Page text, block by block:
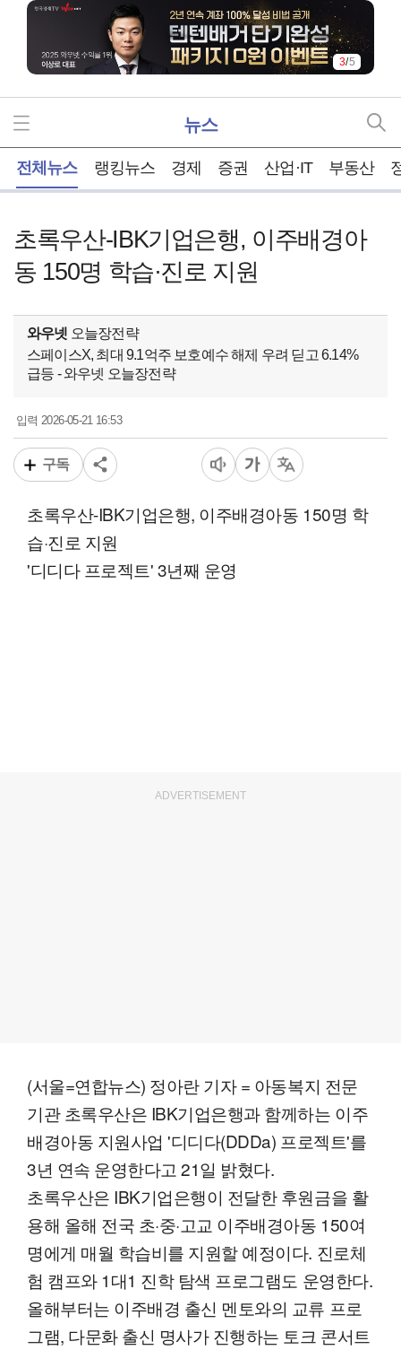
3/5
뉴스
전체뉴스 랭킹뉴스 경제 증권 산업·IT 부동산
초록우산-IBK기업은행, 이주배경아
동 150명 학습·진로 지원
와우넷 오늘장전략
스페이스X, 최대 9.1억주 보호예수 해제 우려 딛고 6.14%
급등 - 와우넷 오늘장전략
입력2026-05-21 16:53
구독
초록우산-IBK기업은행, 이주배경아동 150명 학
습·진로 지원
'디디다 프로젝트' 3년째 운영
ADVERTISEMENT
(서울=연합뉴스) 정아란 기자 = 아동복지 전문
기관 초록우산은 IBK기업은행과 함께하는 이주
배경아동 지원사업 '디디다(DDDa) 프로젝트'를
3년 연속 운영한다고 21일 밝혔다.
초록우산은 IBK기업은행이 전달한 후원금을 활
용해 올해 전국 초·중·고교 이주배경아동 150여
명에게 매월 학습비를 지원할 예정이다. 진로체
험 캠프와 1대1 진학 탐색 프로그램도 운영한다.
올해부터는 이주배경 출신 멘토와의 교류 프로
그램, 다문화 출신 명사가 진행하는 토크 콘서트